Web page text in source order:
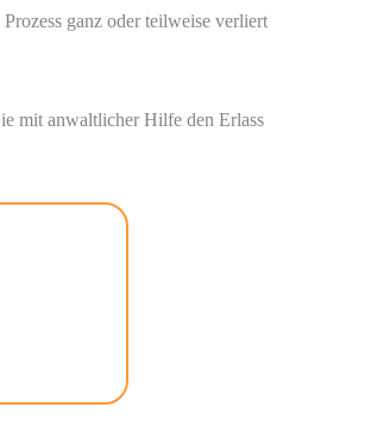
ganz oder teilweise verliert
mit anwaltlicher Hilfe den Erlass